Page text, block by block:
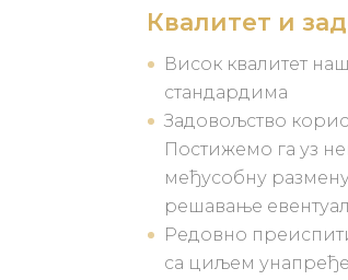
Квалитет и
Висок квалитет
стандардима
Задовољство
Постижемо га уз
међусобну
решавање
Редовно
са циљем